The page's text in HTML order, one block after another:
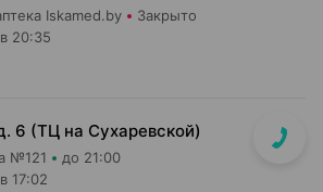
Iskamed.by Закрыто
20:35
6 (ТЦ на Сухаревской)
№121 до 21:00
17:02